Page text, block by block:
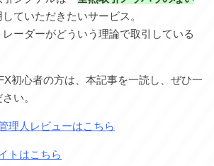
していただきたいサービス。
ーダーがどういう理論で取引している
初心者の方は、本記事を一読し、ぜひ一
い。
理人レビューはこちら
トはこちら